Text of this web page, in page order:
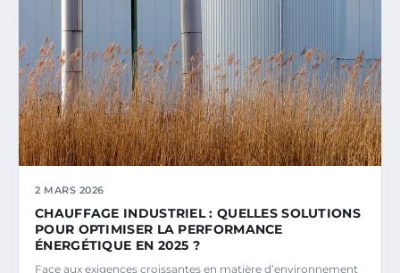
2 MARS 2026
CHAUFFAGE INDUSTRIEL : QUELLES SOLUTIONS
POUR OPTIMISER LA PERFORMANCE
ÉNERGÉTIQUE EN 2025 ?
Face aux exigences croissantes en matière d’environnement